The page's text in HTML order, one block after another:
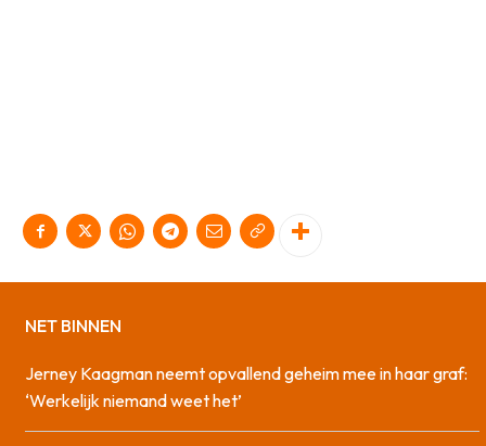
NET BINNEN
Jerney Kaagman neemt opvallend geheim mee in haar graf:
‘Werkelijk niemand weet het’